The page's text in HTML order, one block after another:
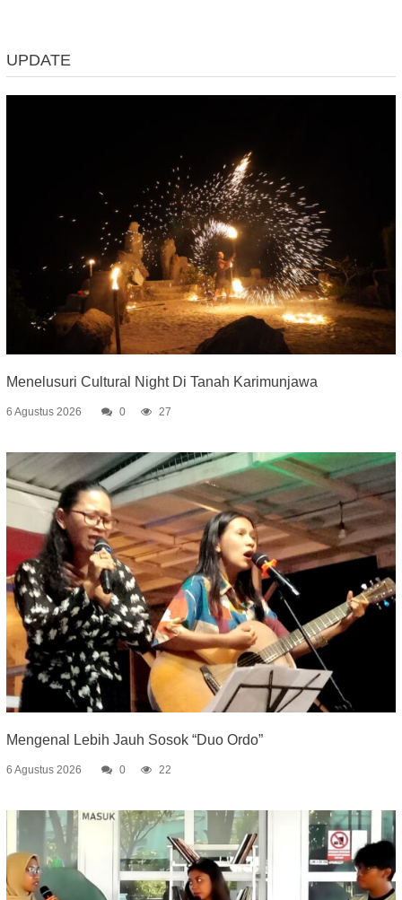
UPDATE
Menelusuri Cultural Night Di Tanah Karimunjawa
6 Agustus 2026 0 27
Mengenal Lebih Jauh Sosok “Duo Ordo”
6 Agustus 2026 0 22